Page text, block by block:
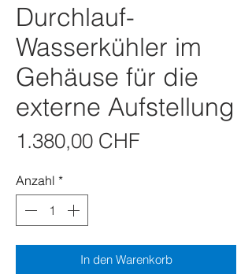
Durchlauf-
Wasserkühler im
Gehäuse für die
externe Aufstellung
1.380,00 CHFPreis
Anzahl *
In den Warenkorb